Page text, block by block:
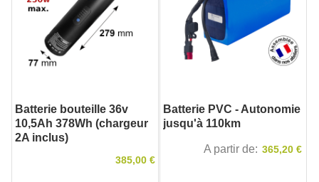
Batterie bouteille 36v
10,5Ah 378Wh (chargeur
2A inclus)
385,00 €
Batterie PVC - Autonomie
jusqu'à 110km
A partir de 365,20 €